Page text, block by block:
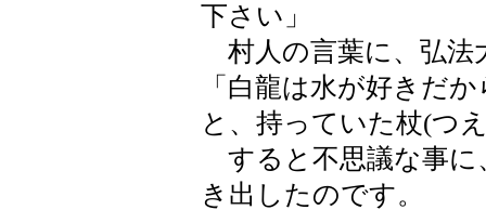
下さい」
村人の言葉に、弘法
「白龍は水が好きだか
と、持っていた杖(つ
すると不思議な事に
き出したのです。